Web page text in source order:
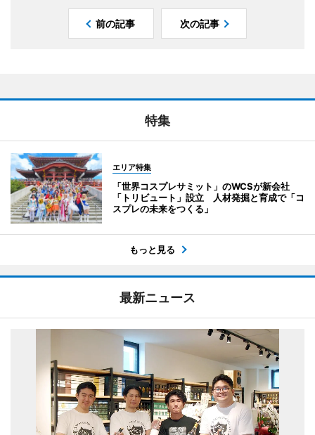
前の記事 次の記事
特集
エリア特集
「世界コスプレサミット」のWCSが新会社
「トリビュート」設立 人材発掘と育成で「コ
スプレの未来をつくる」
もっと見る
最新ニュース